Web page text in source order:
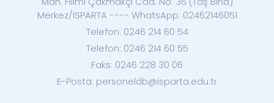
Merkez/ISPARTA ---- WhatsApp: 02462146051
Telefon: 0246 214 60 54
Telefon: 0246 214 60 55
Faks: 0246 228 30 06
E-Posta: personeldb@isparta.edu.tr